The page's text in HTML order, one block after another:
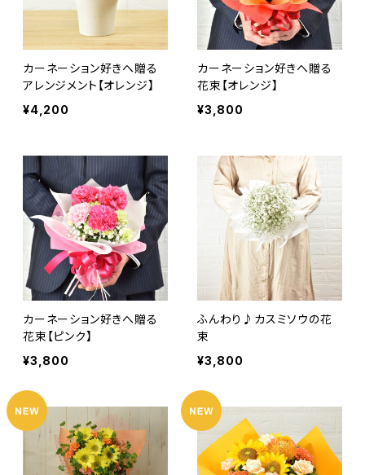
カーネーション好きへ贈る
アレンジメント【オレンジ】
¥4,200
カーネーション好きへ贈る
花束【オレンジ】
¥3,800
カーネーション好きへ贈る
花束【ピンク】
¥3,800
ふんわり♪カスミソウの花
束
¥3,800